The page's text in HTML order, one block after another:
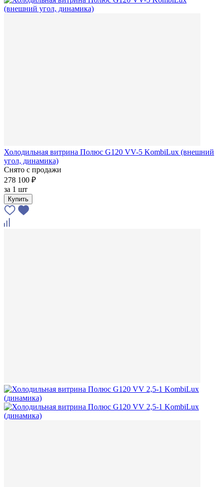
Холодильная витрина Полюс G120 VV-5 KombiLux (внешний
угол, динамика)
Снято с продажи
278 100 ₽
за 1 шт
Купить